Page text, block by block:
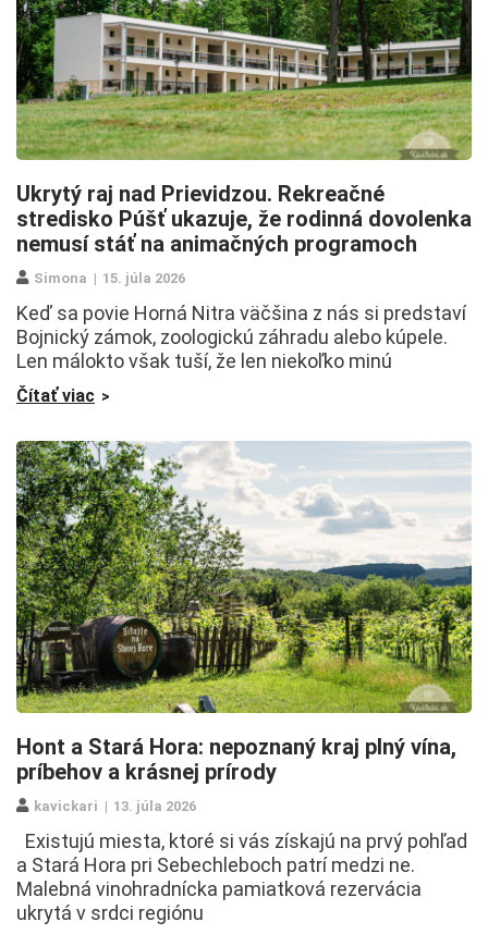
Ukrytý raj nad Prievidzou. Rekreačné
stredisko Púšť ukazuje, že rodinná dovolenka
nemusí stáť na animačných programoch
Simona 15. júla 2026
Keď sa povie Horná Nitra väčšina z nás si predstaví
Bojnický zámok, zoologickú záhradu alebo kúpele.
Len málokto však tuší, že len niekoľko minú
Čítať viac
Hont a Stará Hora: nepoznaný kraj plný vína,
príbehov a krásnej prírody
kavickari 13. júla 2026
Existujú miesta, ktoré si vás získajú na prvý pohľad
a Stará Hora pri Sebechleboch patrí medzi ne.
Malebná vinohradnícka pamiatková rezervácia
ukrytá v srdci regiónu